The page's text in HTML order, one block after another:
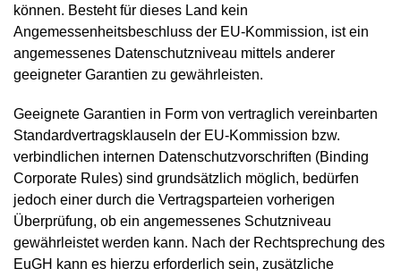
können. Besteht für dieses Land kein
Angemessenheitsbeschluss der EU-Kommission, ist ein
angemessenes Datenschutzniveau mittels anderer
geeigneter Garantien zu gewährleisten.
Geeignete Garantien in Form von vertraglich vereinbarten
Standardvertragsklauseln der EU-Kommission bzw.
verbindlichen internen Datenschutzvorschriften (Binding
Corporate Rules) sind grundsätzlich möglich, bedürfen
jedoch einer durch die Vertragsparteien vorherigen
Überprüfung, ob ein angemessenes Schutzniveau
gewährleistet werden kann. Nach der Rechtsprechung des
EuGH kann es hierzu erforderlich sein, zusätzliche